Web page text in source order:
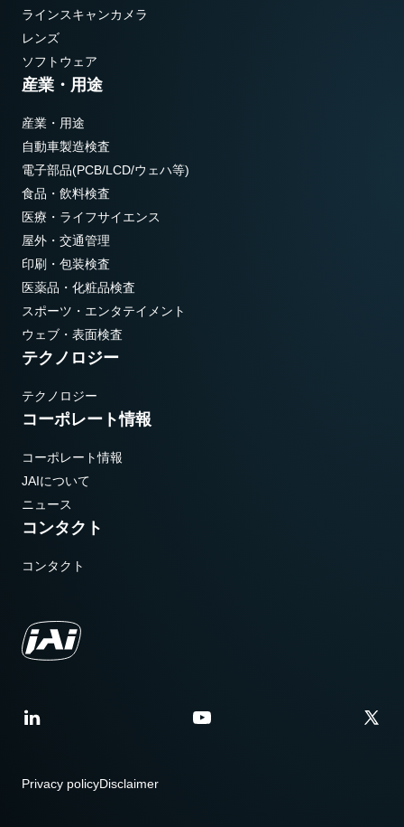
ラインスキャンカメラ
レンズ
ソフトウェア
産業・用途
産業・用途
自動車製造検査
電子部品(PCB/LCD/ウェハ等)
食品・飲料検査
医療・ライフサイエンス
屋外・交通管理
印刷・包装検査
医薬品・化粧品検査
スポーツ・エンタテイメント
ウェブ・表面検査
テクノロジー
テクノロジー
コーポレート情報
コーポレート情報
JAIについて
ニュース
コンタクト
コンタクト
Privacy policyDisclaimer